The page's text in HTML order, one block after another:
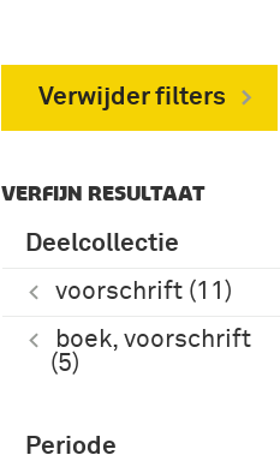
Verwijder filters
VERFIJN RESULTAAT
Deelcollectie
voorschrift (11)
boek, voorschrift
(5)
Periode